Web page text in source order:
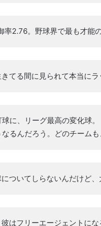
率2.76。野球界で最も才能
てる間に見られて本当にラ
に、リーグ最高の変化球。
るんだろう。どのチーム
ついてしらないんだけど
はフリーエージェントにな